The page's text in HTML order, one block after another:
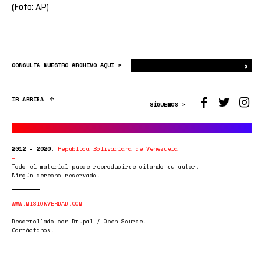
(Foto: AP)
CONSULTA NUESTRO ARCHIVO AQUÍ > ›
IR ARRIBA
SÍGUENOS >
2012 - 2020. República Bolivariana de Venezuela
Todo el material puede reproducirse citando su autor.
Ningún derecho reservado.
WWW.MISIONVERDAD.COM
Desarrollado con Drupal / Open Source.
Contáctanos.